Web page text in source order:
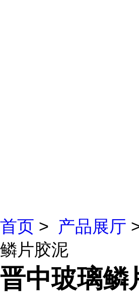
首页 > 产品展厅
鳞片胶泥
晋中玻璃鳞